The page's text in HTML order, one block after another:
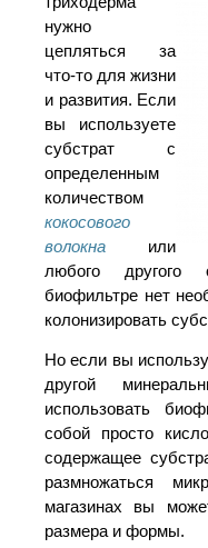
нужно
цепляться за
что-то для жизни
и развития. Если
вы используете
субстрат с
определенным
количеством
кокосового
волокна или
любого другого
биофильтре нет
колонизировать
Но если вы
другой
использовать
собой просто
содержащее
размножаться
магазинах вы
размера и формы.